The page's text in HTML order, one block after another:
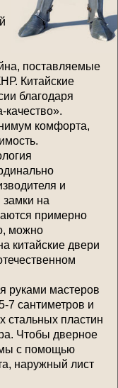
поставляемые
Китайские
благодаря
комфорта,
и
замки на
примерно
можно
китайские двери
руками мастеров
7 сантиметров и
стальных пластин
Чтобы дверное
с помощью
наружный лист